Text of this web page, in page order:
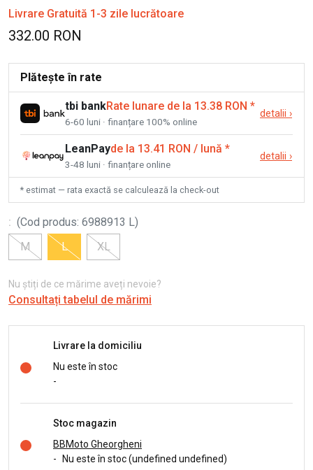
Livrare Gratuită 1-3 zile lucrătoare
332.00 RON
Plătește în rate
tbi bankRate lunare de la 13.38 RON *
6-60 luni · finanțare 100% online
detalii ›
LeanPayde la 13.41 RON / lună *
3-48 luni · finanțare online
detalii ›
* estimat — rata exactă se calculează la check-out
: (Cod produs: 6988913 L)
M
L XL
Nu știți de ce mărime aveți nevoie?
Consultați tabelul de mărimi
Livrare la domiciliu
Nu este în stoc
-
Stoc magazin
BBMoto Gheorgheni
-
Nu este în stoc (undefined undefined)